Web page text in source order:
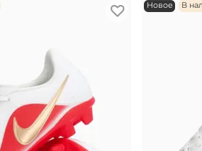
Новое В